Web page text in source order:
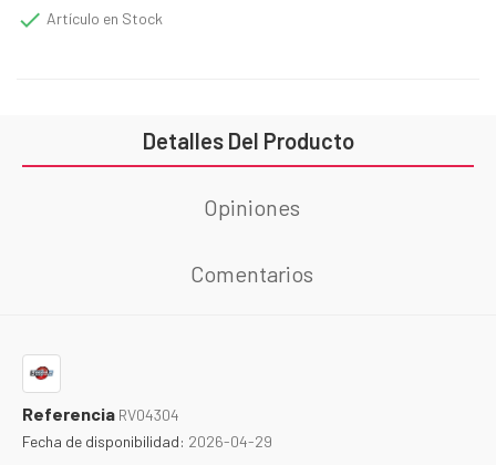
 Artículo en Stock
Detalles Del Producto
Opiniones
Comentarios
Referencia RV04304
Fecha de disponibilidad: 2026-04-29